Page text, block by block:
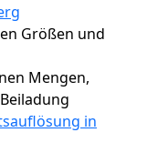
Größen und
Mengen,
in